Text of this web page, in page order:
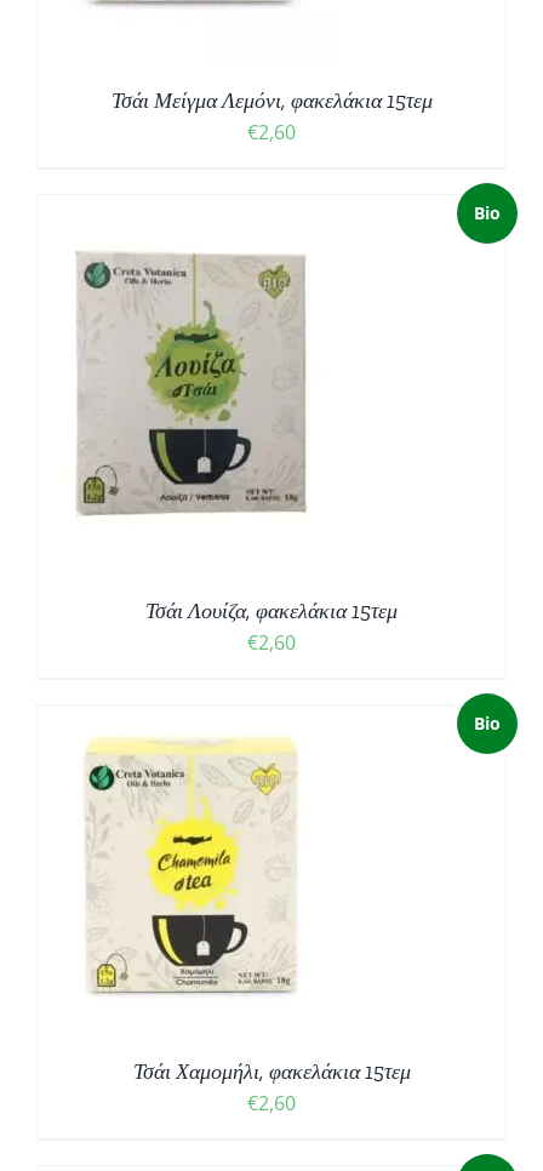
Τσάι Μείγμα Λεμόνι, φακελάκια 15τεμ
€2,60
Bio
Τσάι Λουίζα, φακελάκια 15τεμ
€2,60
Bio
Τσάι Χαμομήλι, φακελάκια 15τεμ
€2,60